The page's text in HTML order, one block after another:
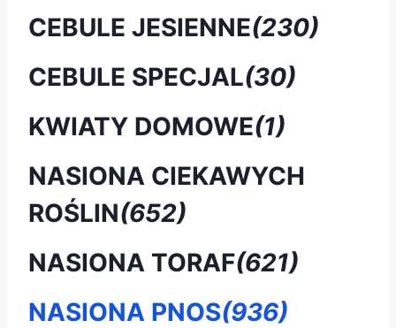
CEBULE JESIENNE(230)
CEBULE SPECJAL(30)
KWIATY DOMOWE(1)
NASIONA CIEKAWYCH
ROŚLIN(652)
NASIONA TORAF(621)
NASIONA PNOS(936)